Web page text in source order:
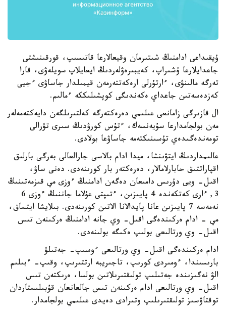
ۇيقىداعى ادامنىڭ شىتىرمان وقيعالارعا قاتىسىپ، قورقىنىشتى
جاعدايلارعا ۇشىراپ، كەيبىرەۋلەردىڭ ايعايلاپ سويلەۋى، قارا
تەرگە مالىنۋى، ءارتۇرلى ارەكەتتەرمەن قيمىلدار جاساۋى ءجيى
كەزدەسەتىن جاعداي ەكەندىگى كوپشىلىككە ءمالىم.
ال قازىرگى زامانعى عىلىمي دەرەكتەرگە كەلتىرىلگەن دايەكتەمەلەر
مەن بولجامدارعا سۇيەنسەك، ءتۇس كورۋدىڭ سىرى تۋرالى
تومەندەگىدەي تۇسىنىكتەمە جاساۋعا بولادى.
عالىمداردىڭ ايتۋىنشا، ميدا ادام بالاسى جارالعالى بەرگى بارلىق
اقپاراتتىق حابارلامالار، دەرەكتەر بار كورىنەدى. دەنى ساۋ،
اقىل- ويى دۇرىس دامىعان دەگەن ادامنىڭ ءوزى مي قىزمەتىنىڭ
3, ءارى كەتكەندە 4 پايىزىن، ءتىپتى عۇلاما جاننىڭ ءوزى 6
نەمەسە 7 پايىزىن عانا پايدالانا الاتىن كورىنەدى. بىلايشا ايتساق،
مي - ادام ەركىندەگى اقىل- وي جانە ادامنىڭ ەركىنەن تىس
اقىل- وي ورتالىعى بولىپ ەكىگە بولىنەدى.
ادام ەركىندەگى اقىل- وي ورتالىعى ءوسىپ- جەتىلۋ
بارىسىندا، ءومىردى كورىپ، تاجىريبە ارتتىرىپ، وقىپ- ءبىلىم
الۋ نەگىزىندە جەتىلىپ تولىقتىرىلاتىن بولسا، ەرىكتەن تىس
اقىل- وي ورتالىعى ادام ەركىنەن تىس جالعانعان قۇبىلىستاردان
توقتاۋسىز تولىقتىرىلىپ وتىرادى دەيدى عىلىمي بولجامدار.